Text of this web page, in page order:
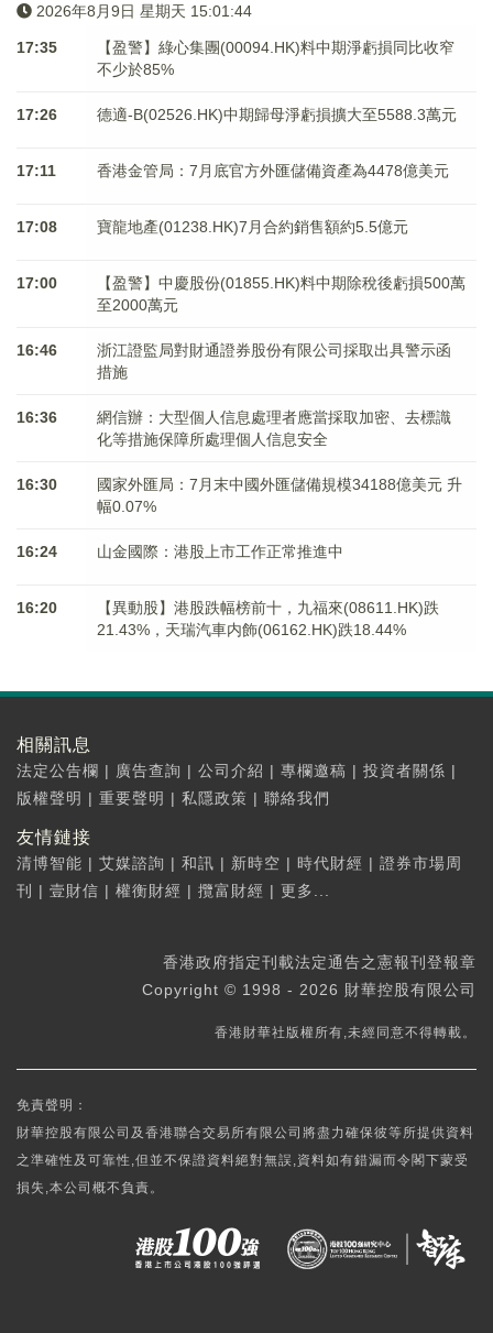
2026年8月9日 星期天 15:01:44
17:35
【盈警】綠心集團(00094.HK)料中期淨虧損同比收窄
不少於85%
17:26 德適-B(02526.HK)中期歸母淨虧損擴大至5588.3萬元
17:11 香港金管局：7月底官方外匯儲備資產為4478億美元
17:08 寶龍地產(01238.HK)7月合約銷售額約5.5億元
17:00
【盈警】中慶股份(01855.HK)料中期除稅後虧損500萬
至2000萬元
16:46
浙江證監局對財通證券股份有限公司採取出具警示函
措施
16:36
網信辦：大型個人信息處理者應當採取加密、去標識
化等措施保障所處理個人信息安全
16:30
國家外匯局：7月末中國外匯儲備規模34188億美元 升
幅0.07%
16:24 山金國際：港股上市工作正常推進中
16:20
【異動股】港股跌幅榜前十，九福來(08611.HK)跌
21.43%，天瑞汽車内飾(06162.HK)跌18.44%
相關訊息
法定公告欄 | 廣告查詢 | 公司介紹 | 專欄邀稿 | 投資者關係 |
版權聲明 | 重要聲明 | 私隱政策 | 聯絡我們
友情鏈接
清博智能 | 艾媒諮詢 | 和訊 | 新時空 | 時代財經 | 證券市場周
刊
| 壹財信 | 權衡財經 | 攬富財經 | 更多...
香港政府指定刊載法定通告之憲報刊登報章
Copyright © 1998 - 2026 財華控股有限公司
香港財華社版權所有,未經同意不得轉載。
免責聲明：
財華控股有限公司及香港聯合交易所有限公司將盡力確保彼等所提供資料
之準確性及可靠性,但並不保證資料絕對無誤,資料如有錯漏而令閣下蒙受
損失,本公司概不負責。